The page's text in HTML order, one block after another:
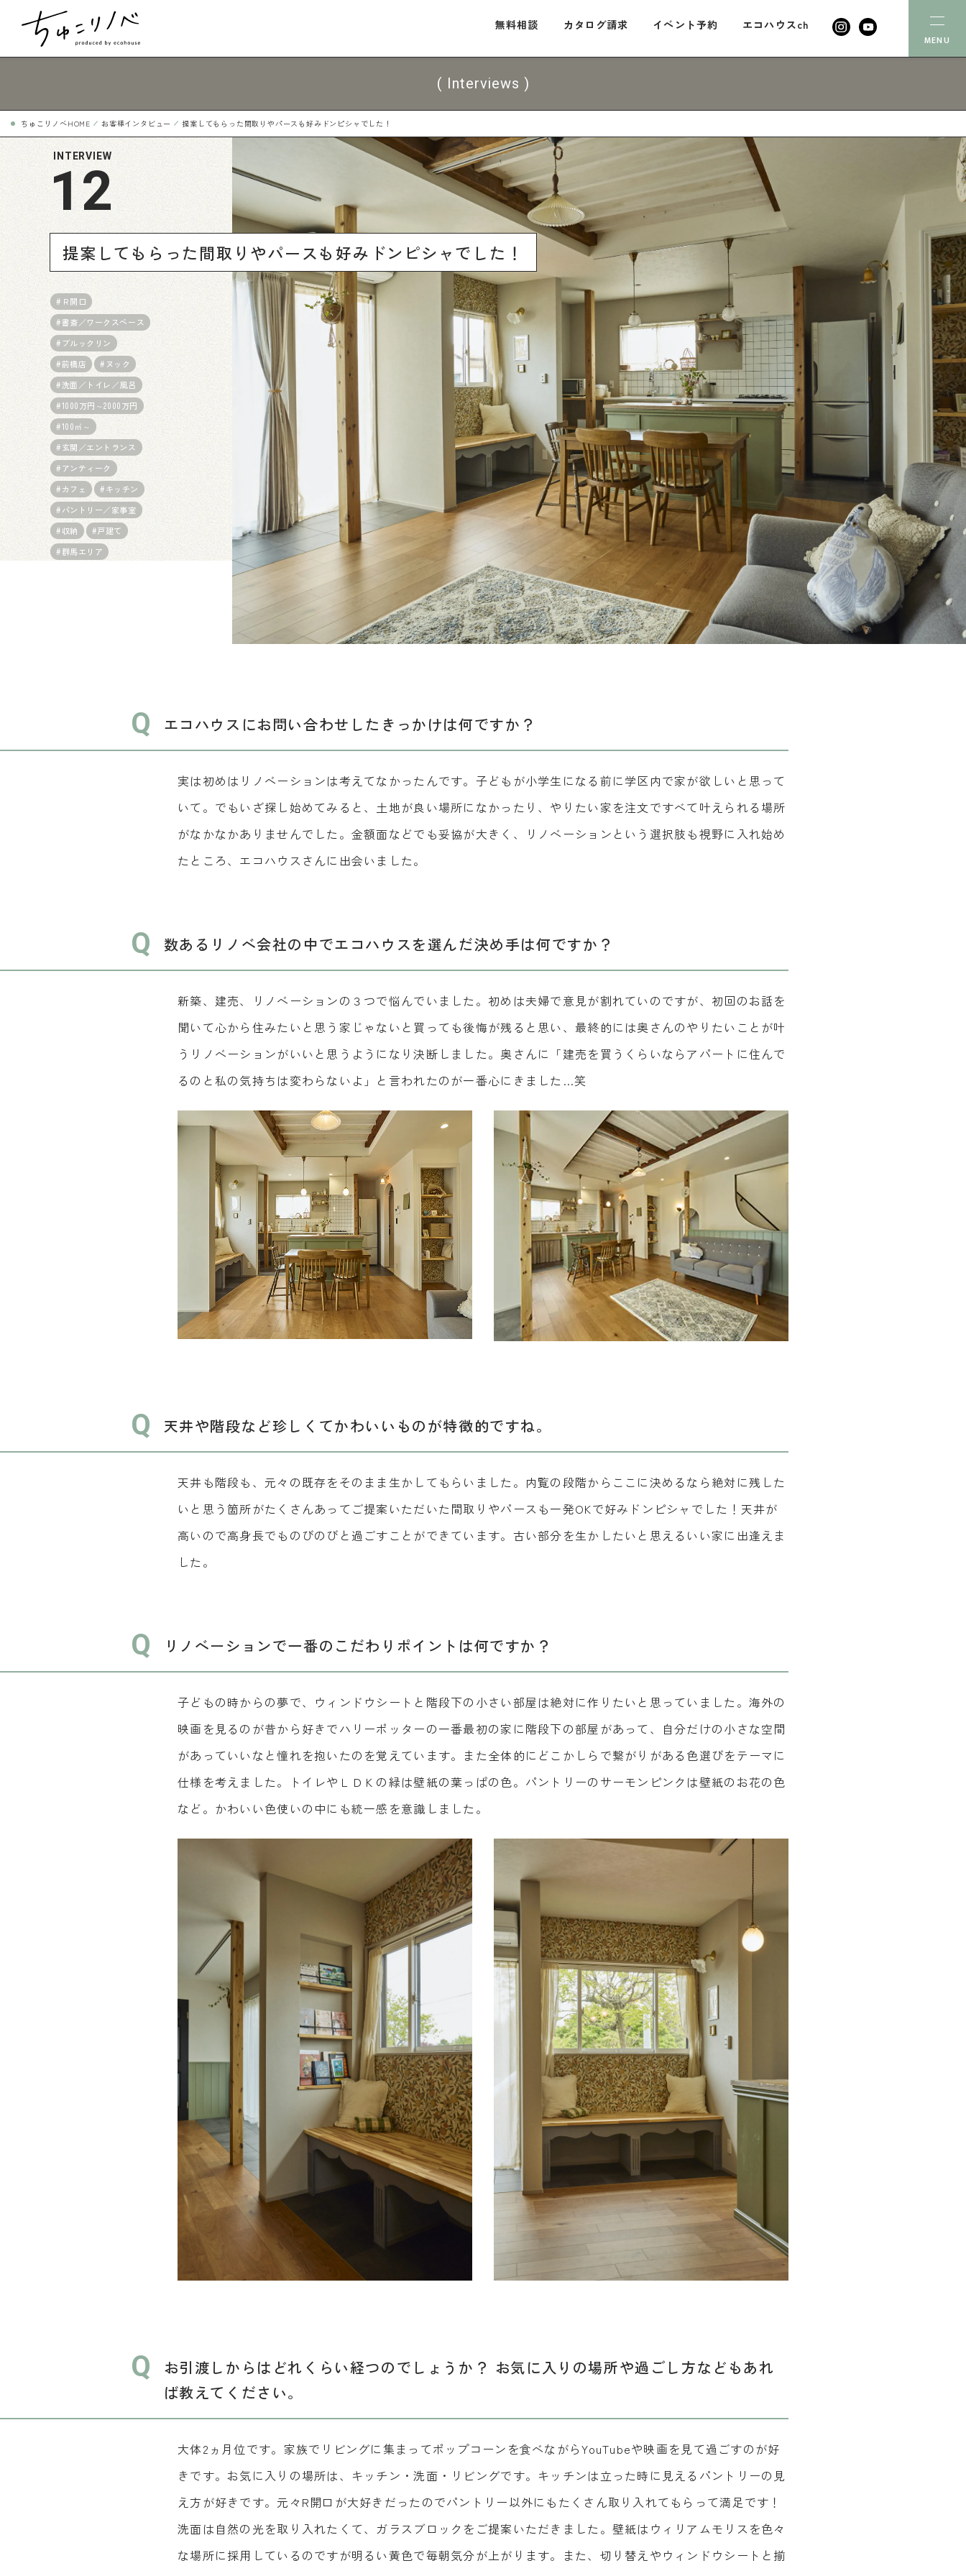
無料相談 カタログ請求 イベント予約
エコハウスch
MENU
About ちゅこリノベの家づくり
Design
ひとつだけのわたしスタイル
Flow
トータルサポートで安心の家づくり
Search
プロと一緒に物件探し
Spec
安心の住宅性能
Warranty
アフターフォロー・保証
Q＆A
よくあるご質問
施工事例
お客様インタビュー
ショールーム
イベント
エコハウスch
コラム
会社案内
代表あいさつ
カタログ請求 無料相談
個人情報保護方針
FOLLOW US
( Interviews )
ちゅこリノベHOME お客様インタビュー 提案してもらった間取りやパースも好みドンピシャでした！
INTERVIEW
12
提案してもらった間取りやパースも好みドンピシャでした！
#Ｒ開口
#書斎／ワークスペース
#ブルックリン
#前橋店
#ヌック
#洗面／トイレ／風呂
#1000万円～2000万円
#100㎡～
#玄関／エントランス
#アンティーク
#カフェ
#キッチン
#パントリー／家事室
#収納
#戸建て
#群馬エリア
( INTERVIEW 12 )
Q エコハウスにお問い合わせしたきっかけは何ですか？
実は初めはリノベーションは考えてなかったんです。子どもが小学生になる前に学区内で家が欲しいと思って
いて。でもいざ探し始めてみると、土地が良い場所になかったり、やりたい家を注文ですべて叶えられる場所
がなかなかありませんでした。金額面などでも妥協が大きく、リノベーションという選択肢も視野に入れ始め
たところ、エコハウスさんに出会いました。
Q 数あるリノベ会社の中でエコハウスを選んだ決め手は何ですか？
新築、建売、リノベーションの３つで悩んでいました。初めは夫婦で意見が割れていのですが、初回のお話を
聞いて心から住みたいと思う家じゃないと買っても後悔が残ると思い、最終的には奥さんのやりたいことが叶
うリノベーションがいいと思うようになり決断しました。奥さんに「建売を買うくらいならアパートに住んで
るのと私の気持ちは変わらないよ」と言われたのが一番心にきました…笑
Q 天井や階段など珍しくてかわいいものが特徴的ですね。
天井も階段も、元々の既存をそのまま生かしてもらいました。内覧の段階からここに決めるなら絶対に残した
いと思う箇所がたくさんあってご提案いただいた間取りやパースも一発OKで好みドンピシャでした！天井が
高いので高身長でものびのびと過ごすことができています。古い部分を生かしたいと思えるいい家に出逢えま
した。
Q リノベーションで一番のこだわりポイントは何ですか？
子どもの時からの夢で、ウィンドウシートと階段下の小さい部屋は絶対に作りたいと思っていました。海外の
映画を見るのが昔から好きでハリーポッターの一番最初の家に階段下の部屋があって、自分だけの小さな空間
があっていいなと憧れを抱いたのを覚えています。また全体的にどこかしらで繋がりがある色選びをテーマに
仕様を考えました。トイレやＬＤＫの緑は壁紙の葉っぱの色。パントリーのサーモンピンクは壁紙のお花の色
など。かわいい色使いの中にも統一感を意識しました。
Q
お引渡しからはどれくらい経つのでしょうか？ お気に入りの場所や過ごし方などもあれ
ば教えてください。
大体2ヵ月位です。家族でリビングに集まってポップコーンを食べながらYouTubeや映画を見て過ごすのが好
きです。お気に入りの場所は、キッチン・洗面・リビングです。キッチンは立った時に見えるパントリーの見
え方が好きです。元々R開口が大好きだったのでパントリー以外にもたくさん取り入れてもらって満足です！
洗面は自然の光を取り入れたくて、ガラスブロックをご提案いただきました。壁紙はウィリアムモリスを色々
な場所に採用しているのですが明るい黄色で毎朝気分が上がります。また、切り替えやウィンドウシートと揃